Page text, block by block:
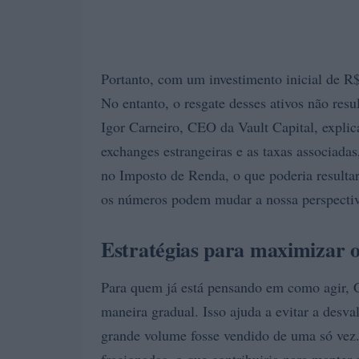
Portanto, com um investimento inicial de
No entanto, o resgate desses ativos não
Igor Carneiro, CEO da Vault Capital,
exchanges estrangeiras e as taxas
no Imposto de Renda, o que poderia
os números podem mudar a nossa
Estratégias para maximizar
Para quem já está pensando em como agir,
maneira gradual. Isso ajuda a evitar a
grande volume fosse vendido de uma só